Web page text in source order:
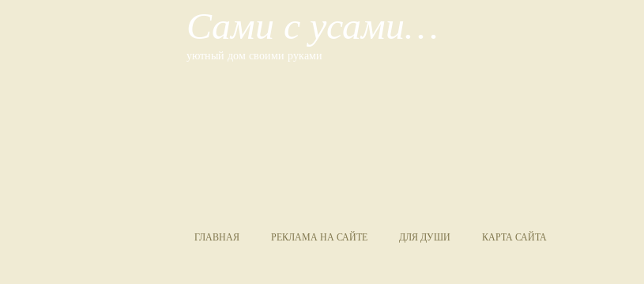
Сами с усами…
уютный дом своими руками
ГЛАВНАЯ РЕКЛАМА НА САЙТЕ ДЛЯ ДУШИ КАРТА САЙТА